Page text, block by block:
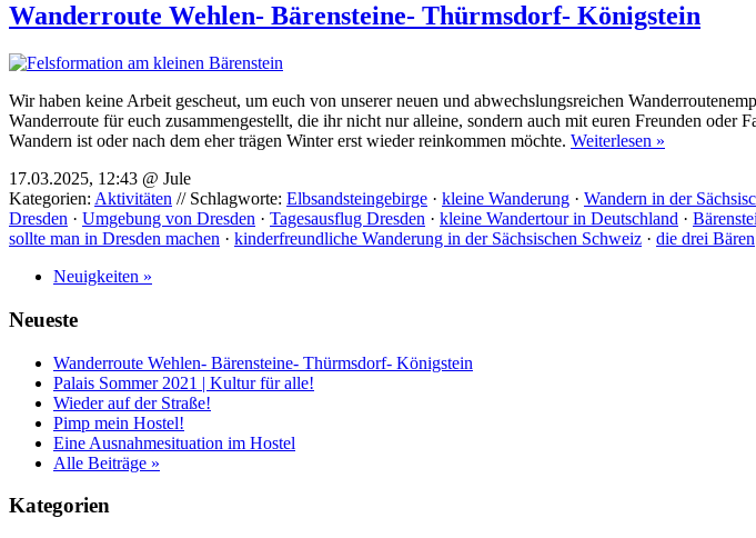
Wanderroute Wehlen- Bärensteine- Thürmsdorf- Königstein
Wir haben keine Arbeit gescheut, um euch von unserer neuen und abwechslungsreichen
Wanderroute für euch zusammengestellt, die ihr nicht nur alleine, sondern auch mit euren Freunden
Wandern ist oder nach dem eher trägen Winter erst wieder reinkommen möchte. Weiterlesen »
17.03.2025, 12:43 @ Jule
Kategorien: Aktivitäten // Schlagworte: Elbsandsteingebirge · kleine Wanderung · Wandern in der
Dresden · Umgebung von Dresden · Tagesausflug Dresden · kleine Wandertour in Deutschland ·
sollte man in Dresden machen · kinderfreundliche Wanderung in der Sächsischen Schweiz · die drei Bären
Neuigkeiten »
Neueste
Wanderroute Wehlen- Bärensteine- Thürmsdorf- Königstein
Palais Sommer 2021 | Kultur für alle!
Wieder auf der Straße!
Pimp mein Hostel!
Eine Ausnahmesituation im Hostel
Alle Beiträge »
Kategorien